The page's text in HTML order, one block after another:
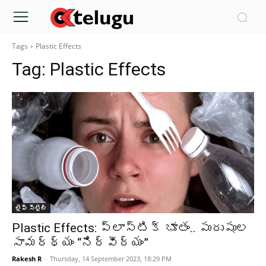
Tags Plastic Effects
Tag: Plastic Effects
లైఫ్ స్టైల్
Plastic Effects: ప్లాస్టిక్ భూతం.. పురుషుల
సామర్థ్యం “నిర్వీర్యం”
Rakesh R - Thursday, 14 September 2023, 18:29 PM